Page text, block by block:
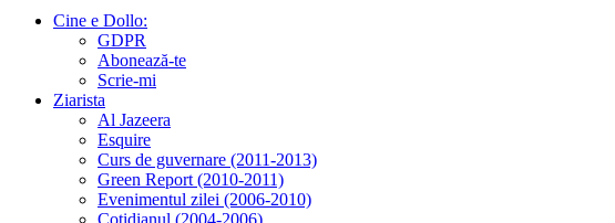
Cine e Dollo:
GDPR
Abonează-te
Scrie-mi
Ziarista
Al Jazeera
Esquire
Curs de guvernare (2011-2013)
Green Report (2010-2011)
Evenimentul zilei (2006-2010)
Cotidianul (2004-2006)